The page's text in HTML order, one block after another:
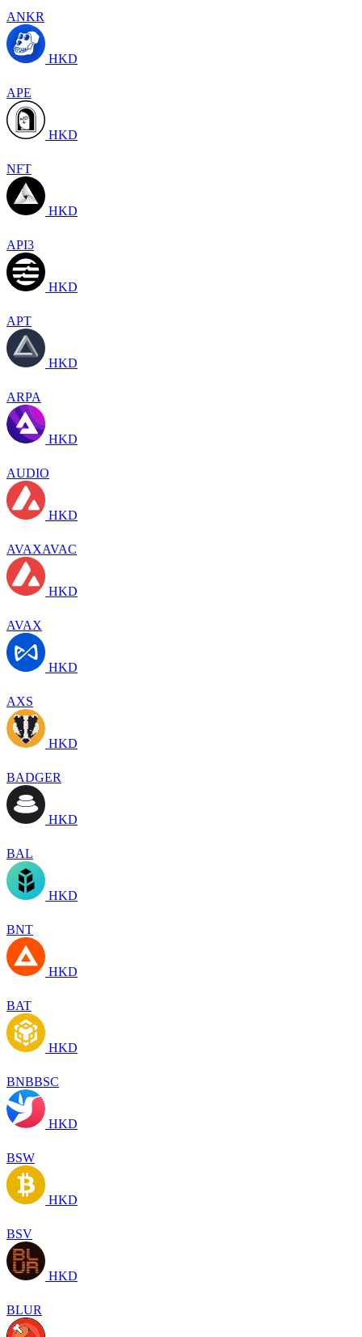
ANKR
HKD
APE
HKD
NFT
HKD
API3
HKD
APT
HKD
ARPA
HKD
AUDIO
HKD
AVAXAVAC
HKD
AVAX
HKD
AXS
HKD
BADGER
HKD
BAL
HKD
BNT
HKD
BAT
HKD
BNBBSC
HKD
BSW
HKD
BSV
HKD
BLUR